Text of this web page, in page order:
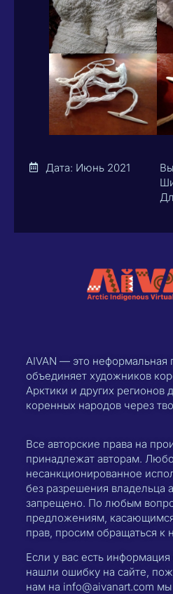
Дата: Июнь 2021
AIVAN — это неформальная
объединяет художников
Арктики и других
коренных народов через
Все авторские права на
принадлежат авторам.
несанкционированное
без разрешения владельца
запрещено. По любым
предложениям,
прав, просим обращаться к
Если у вас есть
нашли ошибку на сайте,
нам на info@aivanart.com мы